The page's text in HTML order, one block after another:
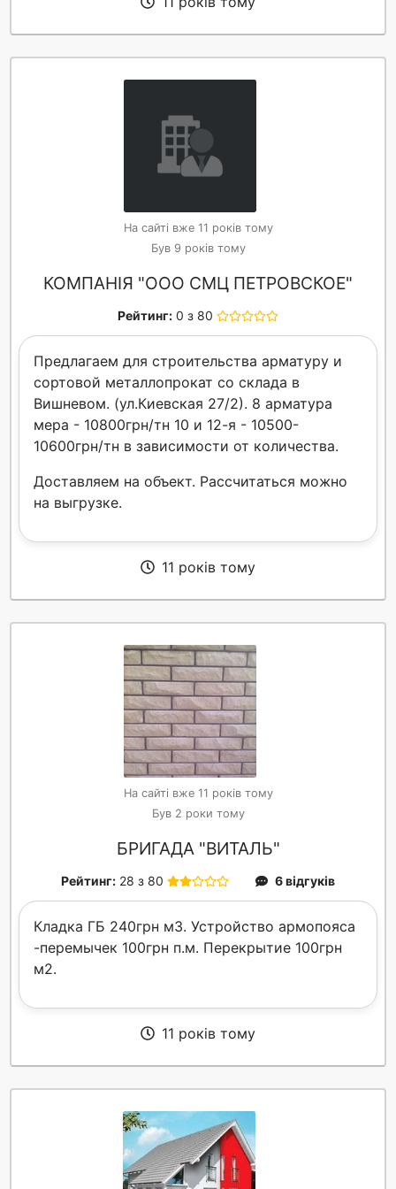
На сайті вже 11 років тому
Був 9 років тому
КОМПАНІЯ "ООО СМЦ ПЕТРОВСКОЕ"
Рейтинг: 0 з 80
Предлагаем для строительства арматуру и
сортовой металлопрокат со склада в
Вишневом. (ул.Киевская 27/2). 8 арматура
мера - 10800грн/тн 10 и 12-я - 10500-
10600грн/тн в зависимости от количества.
Доставляем на объект. Рассчитаться можно
на выгрузке.
11 років тому
На сайті вже 11 років тому
Був 2 роки тому
БРИГАДА "ВИТАЛЬ"
Рейтинг: 28 з 80 6 відгуків
Кладка ГБ 240грн м3. Устройство армопояса
-перемычек 100грн п.м. Перекрытие 100грн
м2.
11 років тому